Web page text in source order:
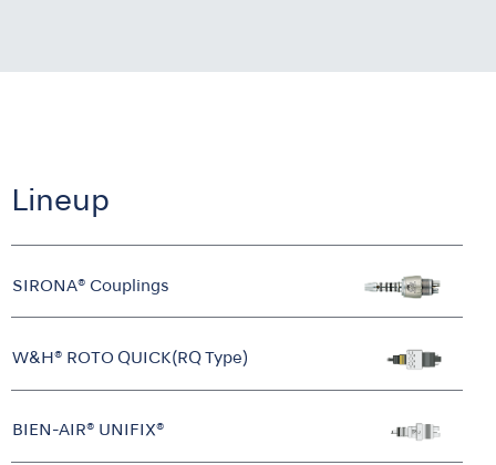
Lineup
SIRONA® Couplings
W&H® ROTO QUICK(RQ Type)
BIEN-AIR® UNIFIX®